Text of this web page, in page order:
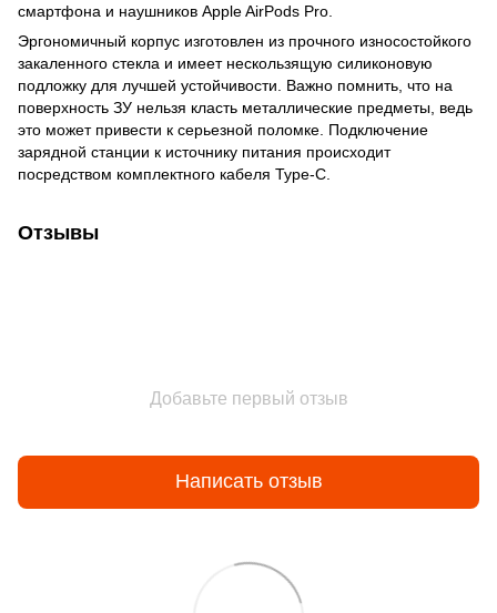
смартфона и наушников Apple AirPods Pro.
Эргономичный корпус изготовлен из прочного износостойкого
закаленного стекла и имеет нескользящую силиконовую
подложку для лучшей устойчивости. Важно помнить, что на
поверхность ЗУ нельзя класть металлические предметы, ведь
это может привести к серьезной поломке. Подключение
зарядной станции к источнику питания происходит
посредством комплектного кабеля Type-C.
Отзывы
Добавьте первый отзыв
Написать отзыв